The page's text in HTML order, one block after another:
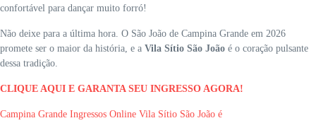
confortável para dançar muito forró!
Não deixe para a última hora. O São João de Campina Grande em 2026
promete ser o maior da história, e a Vila Sítio São João é o coração pulsante
dessa tradição.
CLIQUE AQUI E GARANTA SEU INGRESSO AGORA!
Campina Grande Ingressos Online Vila Sítio São João é